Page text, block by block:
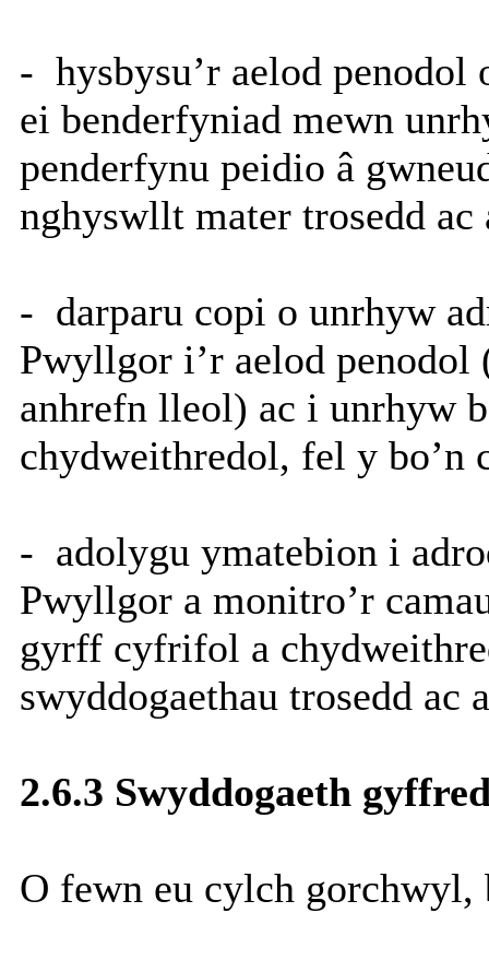
- hysbysu’r aelod penodol
ei benderfyniad mewn
penderfynu peidio â
nghyswllt mater trosedd
- darparu copi o unrhyw
Pwyllgor i’r aelod
anhrefn lleol) ac i unrhyw
chydweithredol, fel y bo’n
- adolygu ymatebion i
Pwyllgor a monitro’r
gyrff cyfrifol a
swyddogaethau trosedd
2.6.3 Swyddogaeth
O fewn eu cylch